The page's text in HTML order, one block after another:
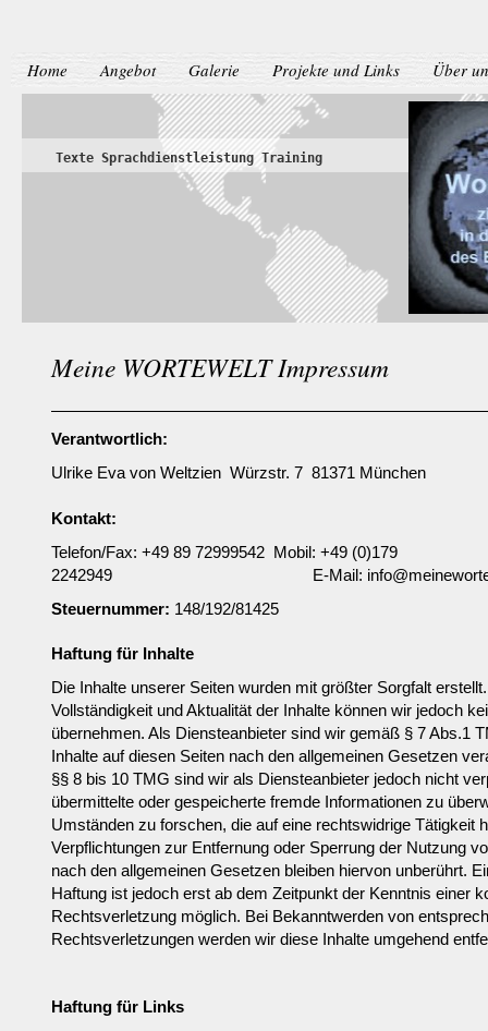
Home Angebot Galerie Projekte und Links Über
Texte Sprachdienstleistung Training
Meine WORTEWELT Impressum
Verantwortlich:
Ulrike Eva von Weltzien Würzstr. 7 81371 München
Kontakt:
Telefon/Fax: +49 89 72999542 Mobil: +49 (0)179
2242949 E-Mail:
Steuernummer: 148/192/81425
Haftung für Inhalte
Die Inhalte unserer Seiten wurden mit größter Sorgfalt
Vollständigkeit und Aktualität der Inhalte können wir jedoch
übernehmen. Als Diensteanbieter sind wir gemäß § 7 Abs.1
Inhalte auf diesen Seiten nach den allgemeinen Gesetzen
§§ 8 bis 10 TMG sind wir als Diensteanbieter jedoch nicht
übermittelte oder gespeicherte fremde Informationen zu
Umständen zu forschen, die auf eine rechtswidrige Tätigkeit
Verpflichtungen zur Entfernung oder Sperrung der Nutzung
nach den allgemeinen Gesetzen bleiben hiervon unberührt.
Haftung ist jedoch erst ab dem Zeitpunkt der Kenntnis einer
Rechtsverletzung möglich. Bei Bekanntwerden von
Rechtsverletzungen werden wir diese Inhalte umgehend
Haftung für Links